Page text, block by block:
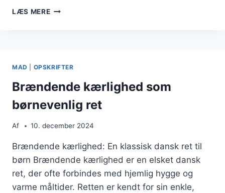
LÆS MEREBRÆNDENDE
MAD OPSKRIFTER
Brændende kærlighed som
børnevenlig ret
Af 10. december 2024
Brændende kærlighed: En klassisk dansk ret til
børn Brændende kærlighed er en elsket dansk
ret, der ofte forbindes med hjemlig hygge og
varme måltider. Retten er kendt for sin enkle,